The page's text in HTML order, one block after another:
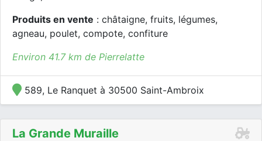
Produits en vente : châtaigne, fruits, légumes,
agneau, poulet, compote, confiture
Environ 41.7 km de Pierrelatte
589, Le Ranquet à 30500 Saint-Ambroix
La Grande Muraille